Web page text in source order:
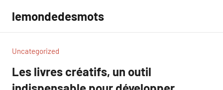
contenu
lemondedesmots
Uncategorized
Les livres créatifs, un outil